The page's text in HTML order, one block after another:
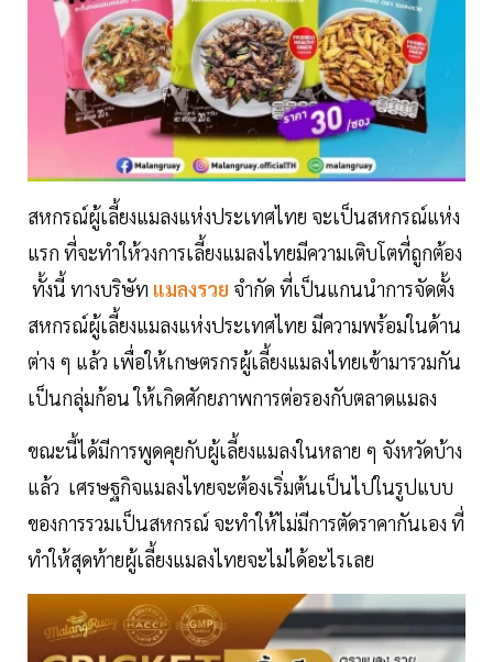
สหกรณ์ผู้เลี้ยงแมลงแห่งประเทศไทย จะเป็นสหกรณ์แห่ง
แรก ที่จะทำให้วงการเลี้ยงแมลงไทยมีความเติบโตที่ถูกต้อง
ทั้งนี้ ทางบริษัท แมลงรวย จำกัด ที่เป็นแกนนำการจัดตั้ง
สหกรณ์ผู้เลี้ยงแมลงแห่งประเทศไทย มีความพร้อมในด้าน
ต่าง ๆ แล้ว เพื่อให้เกษตรกรผู้เลี้ยงแมลงไทยเข้ามารวมกัน
เป็นกลุ่มก้อน ให้เกิดศักยภาพการต่อรองกับตลาดแมลง
ขณะนี้ได้มีการพูดคุยกับผู้เลี้ยงแมลงในหลาย ๆ จังหวัดบ้าง
แล้ว เศรษฐกิจแมลงไทยจะต้องเริ่มต้นเป็นไปในรูปแบบ
ของการรวมเป็นสหกรณ์ จะทำให้ไม่มีการตัดราคากันเอง ที่
ทำให้สุดท้ายผู้เลี้ยงแมลงไทยจะไม่ได้อะไรเลย